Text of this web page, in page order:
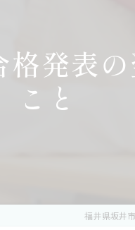
格発表
こと
福井県坂井